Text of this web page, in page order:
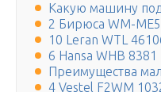
Какую машину
2 Бирюса WM-
10 Leran WTL
6 Hansa WHB 8381
Преимущества
4 Vestel F2WM